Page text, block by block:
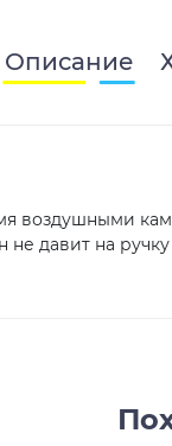
Описание
воздушными
не давит на